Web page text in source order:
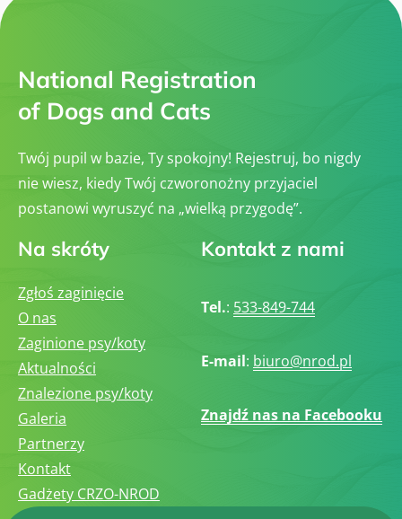
National Registration
of Dogs and Cats
Twój pupil w bazie, Ty spokojny! Rejestruj, bo nigdy
nie wiesz, kiedy Twój czworonożny przyjaciel
postanowi wyruszyć na „wielką przygodę”.
Na skróty
Zgłoś zaginięcie
O nas
Zaginione psy/koty
Aktualności
Znalezione psy/koty
Galeria
Partnerzy
Kontakt
Gadżety CRZO-NROD
Kontakt z nami
Tel.: 533-849-744
E-mail: biuro@nrod.pl
Znajdź nas na Facebooku